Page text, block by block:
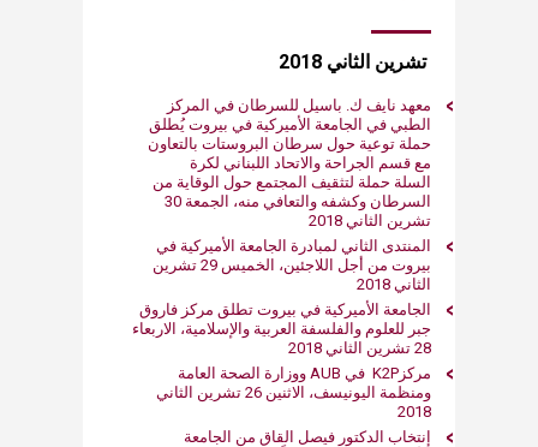
​​ تشرين الثاني 2018
معهد نايف ك. باسيل للسرطان في المركز
الطبي في الجامعة الأميركية في بيروت يُطلق
حملة توعية حول سرطان البروستات بالتعاون
مع قسم الجراحة والاتحاد اللبناني لكرة
السلة حملة لتثقيف المجتمع حول الوقاية من
السرطان وكشفه والتعافي منه، الجمعة 30
تشرين الثاني 2018
المنتدى الثاني لمبادرة الجامعة الأميركية في
بيروت من أجل اللاجئين، الخميس 29 تشرين
الثاني 2018​
الجامعة الأميركية في بيروت تطلق مركز فاروق
جبر للعلوم والفلسفة العربية والإسلامية، الاربعاء
28 تشرين الثاني 2018​
مركزK2P في AUB ووزارة الصحة العامة
ومنظمة اليونيسف، الاثنين 26 تشرين الثاني
2018​
إنتخاب الدكتور فيصل القاق من الجامعة